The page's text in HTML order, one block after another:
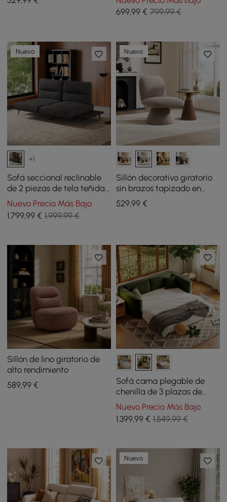
de 45,72 cm
reposabrazos ajustable
699,99€ 799,99 €
Nuevo
+1
Sofá seccional reclinable
de 2 piezas de tela teñida
en hilo y piel sintética
Nuevo Precio Más Bajo
1.799,99 € 1.999,99 €
Nuevo
Sillón decorativo giratorio
sin brazos tapizado en
bouclé de alto rendimiento
de 18 pulgadas
529,99€
Sillón de lino giratorio de
alto rendimiento
589,99 €
Sofá cama plegable de
chenilla de 3 plazas de
204cm con funda extraíble
Nuevo Precio Más Bajo
1.399,99€ 1.549,99 €
Nuevo